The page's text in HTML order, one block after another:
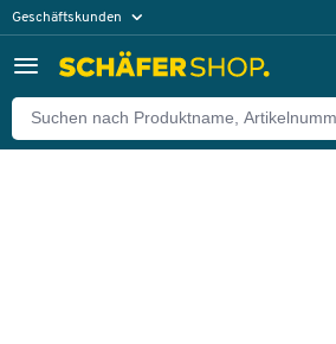
Geschäftskunden
Zurück